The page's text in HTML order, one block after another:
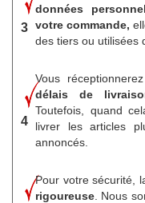
3
données
votre commande,
des tiers ou utilisées
4
Vous
délais de
Toutefois, quand
livrer les articles
annoncés.
Pour votre sécurité,
rigoureuse . Nous